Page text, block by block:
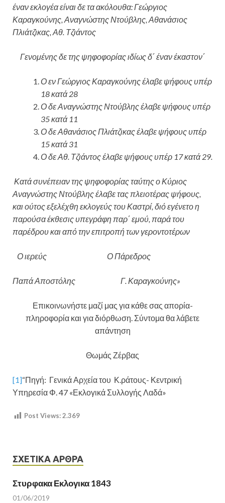
έναν εκλογέα είναι δε τα ακόλουθα: Γεώργιος
Καραγκούνης, Αναγνώστης Ντούβλης, Αθανάσιος
Πλιάτζικας, Αθ. Τζιάντος
Γενομένης δε της ψηφοφορίας ιδίως δ΄ έναν έκαστον΄
Ο εν Γεώργιος Καραγκούνης έλαβε ψήφους υπέρ
18 κατά 28
Ο δε Αναγνώστης Ντούβλης έλαβε ψήφους υπέρ
35 κατά 11
Ο δε Αθανάσιος Πλιάτζικας έλαβε ψήφους υπέρ
15 κατά 31
Ο δε Αθ. Τζιάντος έλαβε ψήφους υπέρ 17 κατά 29.
Κατά συνέπειαν της ψηφοφορίας ταύτης ο Κύριος
Αναγνώστης Ντούβλης έλαβε τας πλειοτέρας ψήφους,
και ούτος εξελέχθη εκλογεύς του Καστρί, διό εγένετο η
παρούσα έκθεσις υπεγράφη παρ΄ εμού, παρά του
παρέδρου και από την επιτροπή των γεροντοτέρων
Ο ιερεύς Ο Πάρεδρος
Παπά Αποστόλης Γ. Καραγκούνης»
Επικοινωνήστε μαζί μας για κάθε σας απορία-
πληροφορία και για διόρθωση. Σύντομα θα λάβετε
απάντηση
Θωμάς Ζέρβας
[1]“Πηγή: Γενικά Αρχεία του Κ.ράτους- Κεντρική
Υπηρεσία Φ. 47 «Εκλογικά Συλλογής Λαδά»
Post Views:2.369
ΣΧΕΤΙΚΆ ΆΡΘΡΑ
Στυρφακα Εκλογικα 1843
01/06/2019